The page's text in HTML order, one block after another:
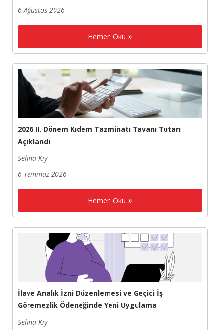
6 Ağustos 2026
Hemen Oku
2026 II. Dönem Kıdem Tazminatı Tavanı Tutarı
Açıklandı
Selma Kıy
6 Temmuz 2026
Hemen Oku
İlave Analık İzni Düzenlemesi ve Geçici İş
Göremezlik Ödeneğinde Yeni Uygulama
Selma Kıy